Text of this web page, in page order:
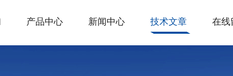
产品中心 新闻中心 技术文章 在线